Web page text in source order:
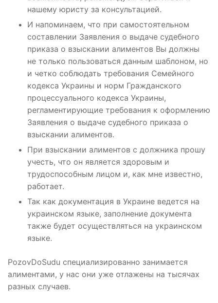
нашему юристу за консультацией.
И напоминаем, что при самостоятельном
составлении Заявления о выдаче судебного
приказа о взыскании алиментов Вы должны
не только пользоваться данным шаблоном, но
и четко соблюдать требования Семейного
кодекса Украины и норм Гражданского
процессуального кодекса Украины,
регламентирующие требования к оформлению
Заявления о выдаче судебного приказа о
взыскании алиментов.
При взыскании алиментов с должника прошу
учесть, что он является здоровым и
трудоспособным лицом и, как мне известно,
работает.
Так как документация в Украине ведется на
украинском языке, заполнение документа
также будет осуществляться на украинском
языке.
PozovDoSudu специализированно занимается
алиментами, у нас они уже отлажены на тысячах
разных случаев.